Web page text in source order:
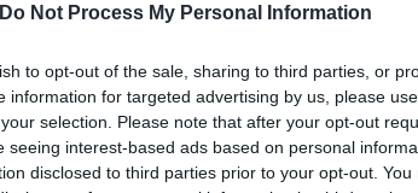
Do Not Process My Personal Information
to opt-out of the sale, sharing to third parties, or
information for targeted advertising by us, please
selection. Please note that after your opt-out
seeing interest-based ads based on personal
disclosed to third parties prior to your opt-out.